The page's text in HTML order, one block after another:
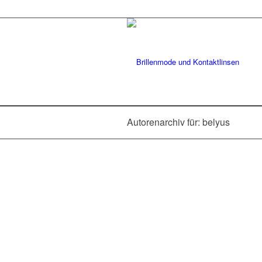
Autorenarchiv für: belyus